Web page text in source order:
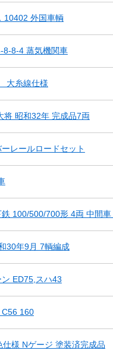
10402 外国車輌
8-8-4 蒸気機関車
糸線仕様
将 昭和32年 完成品7両
レールロードセット
100/500/700形 4両 中間
30年9月 7輌編成
ED75,スハ43
160
仕様 Nゲージ 塗装済完成品